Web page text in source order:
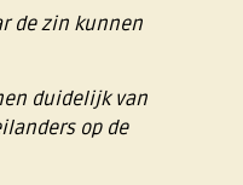
de zin kunnen
duidelijk van
op de